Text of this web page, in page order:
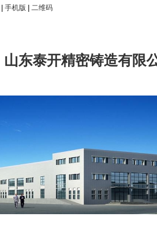
手机版 二维码
山东泰开精密铸造有限